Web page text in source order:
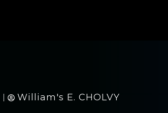
William's E. CHOLVY